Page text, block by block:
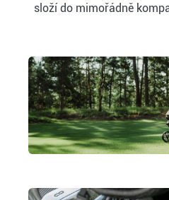
složí do mimořádně